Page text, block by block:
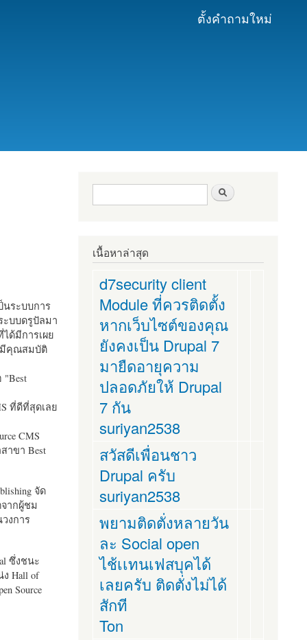
ตั้งคำถามใหม่
นระบบการ
ะบบดรูปัลมา
ด้มีการเผย
มีคุณสมบัติ
"Best
ที่ดีที่สุดเลย
CMS
าขา Best
จัด
ากผู้ชม
งการ
ซึ่งชนะ
Hall of
Source
ฟอร์มค้นหา
เนื้อหาล่าสุด
d7security client
Module ที่ควรติดตั้ง
หากเว็บไซต์ของคุณ
ยังคงเป็น Drupal 7
มายืดอายุความ
ปลอดภัยให้ Drupal
7 กัน
suriyan2538
สวัสดีเพื่อนชาว
Drupal ครับ
suriyan2538
พยามติดตั่งหลายวัน
ละ Social open
ไช้เเทนเฟสบุคได้
เลยครับ ติดตั่งไม่ได้
สักที
Ton